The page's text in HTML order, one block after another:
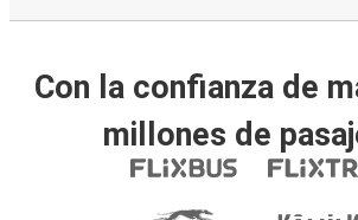
Con la confianza de
millones de